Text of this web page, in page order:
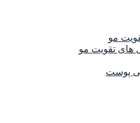
مو
های تقویت مو
پوست